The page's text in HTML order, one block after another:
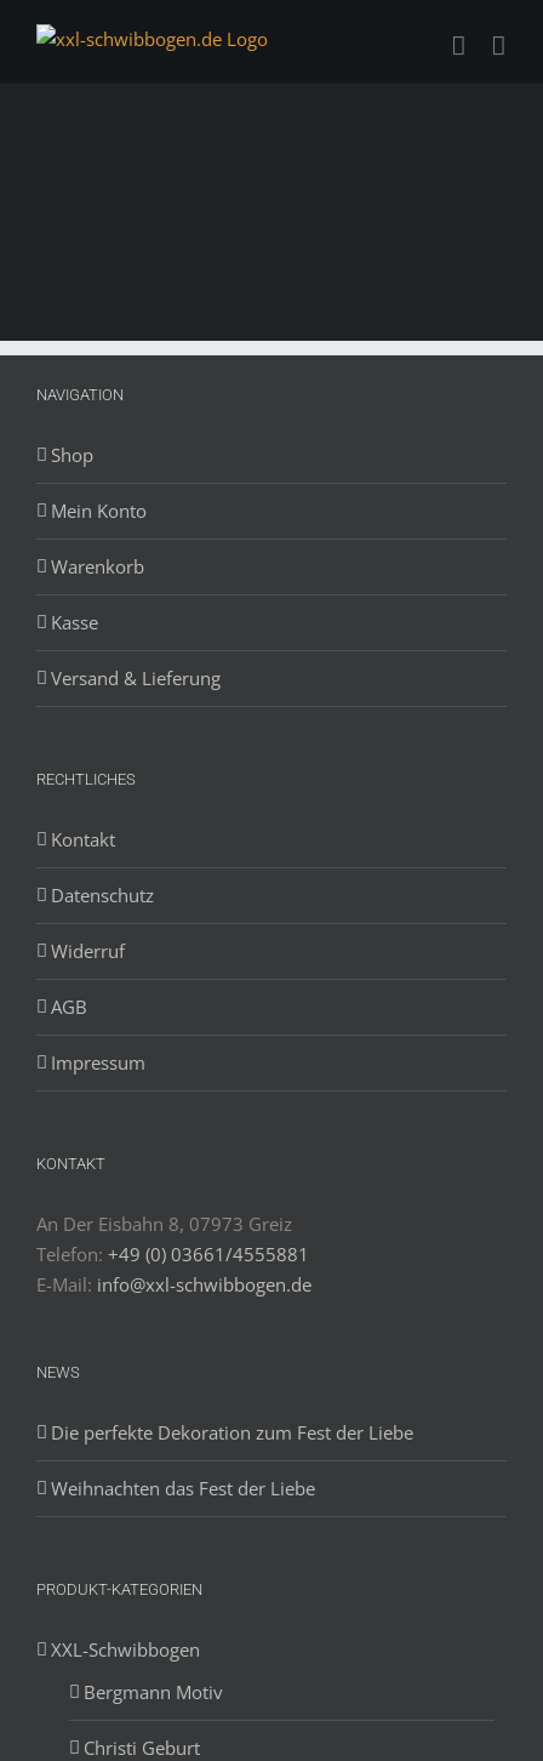
Inhalt
NAVIGATION
Shop
Mein Konto
Warenkorb
Kasse
Versand & Lieferung
RECHTLICHES
Kontakt
Datenschutz
Widerruf
AGB
Impressum
KONTAKT
An Der Eisbahn 8, 07973 Greiz
Telefon: +49 (0) 03661/4555881
E-Mail: info@xxl-schwibbogen.de
NEWS
Die perfekte Dekoration zum Fest der Liebe
Weihnachten das Fest der Liebe
PRODUKT-KATEGORIEN
XXL-Schwibbogen
Bergmann Motiv
Christi Geburt